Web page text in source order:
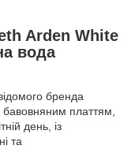
Arden White
вода
бренда
бавовняним платтям,
день, із
та